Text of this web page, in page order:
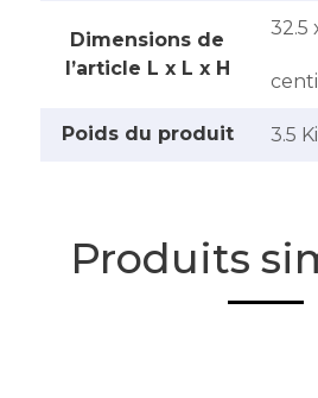
Dimensions de
l’article L x L x H
‎32.5
Poids du produit ‎3.5
Produits